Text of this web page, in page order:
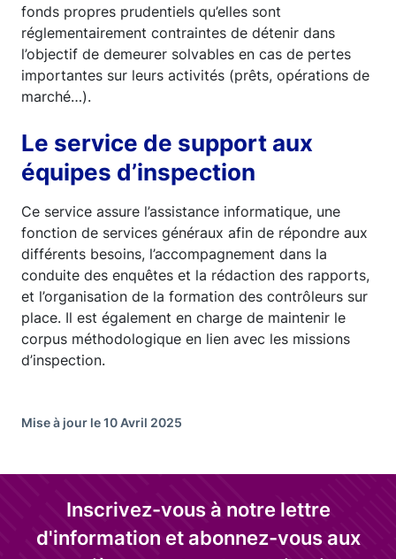
fonds propres prudentiels qu’elles sont
réglementairement contraintes de détenir dans
l’objectif de demeurer solvables en cas de pertes
importantes sur leurs activités (prêts, opérations de
marché…).
Le service de support aux
équipes d’inspection
Ce service assure l’assistance informatique, une
fonction de services généraux afin de répondre aux
différents besoins, l’accompagnement dans la
conduite des enquêtes et la rédaction des rapports,
et l’organisation de la formation des contrôleurs sur
place. Il est également en charge de maintenir le
corpus méthodologique en lien avec les missions
d’inspection.
Mise à jour le 10 Avril 2025
Inscrivez-vous à notre lettre
d'information et abonnez-vous aux